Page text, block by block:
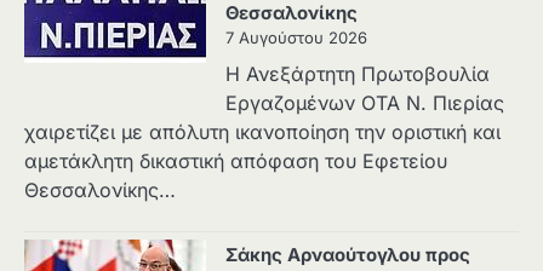
Θεσσαλονίκης
7 Αυγούστου 2026
Η Ανεξάρτητη Πρωτοβουλία
Εργαζομένων ΟΤΑ Ν. Πιερίας
χαιρετίζει με απόλυτη ικανοποίηση την οριστική και
αμετάκλητη δικαστική απόφαση του Εφετείου
Θεσσαλονίκης…
Σάκης Αρναούτογλου προς